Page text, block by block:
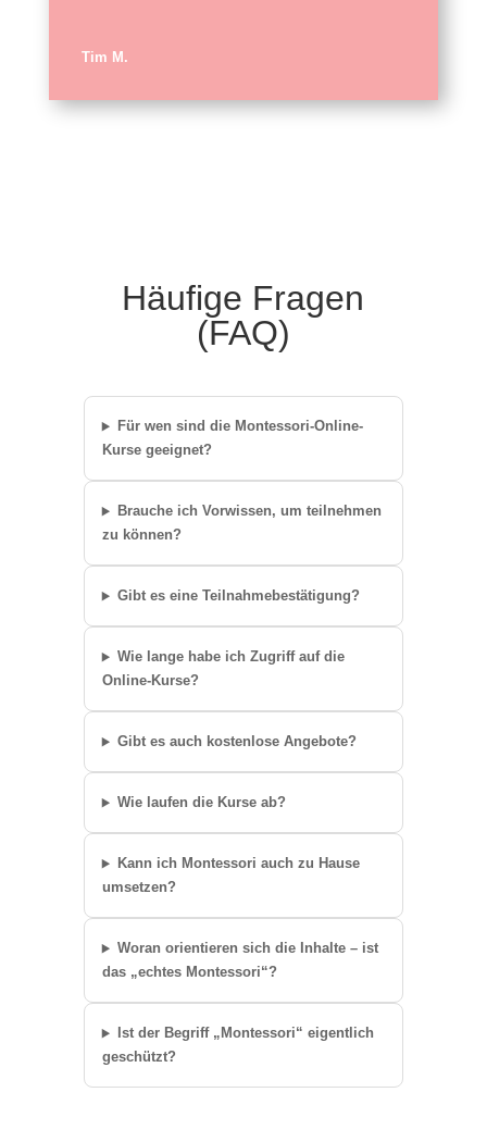
Tim M.
Häufige Fragen
(FAQ)
Für wen sind die Montessori-Online-
Kurse geeignet?
Brauche ich Vorwissen, um teilnehmen
zu können?
Gibt es eine Teilnahmebestätigung?
Wie lange habe ich Zugriff auf die
Online-Kurse?
Gibt es auch kostenlose Angebote?
Wie laufen die Kurse ab?
Kann ich Montessori auch zu Hause
umsetzen?
Woran orientieren sich die Inhalte – ist
das „echtes Montessori“?
Ist der Begriff „Montessori“ eigentlich
geschützt?